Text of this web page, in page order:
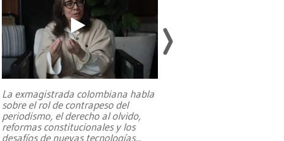
La exmagistrada colombiana habla
sobre el rol de contrapeso del
periodismo, el derecho al olvido,
reformas constitucionales y los
desafíos de nuevas tecnologías...